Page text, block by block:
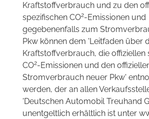
Kraftstoffverbrauch und zu den
spezifischen CO2-Emissionen und
gegebenenfalls zum
Pkw können dem 'Leitfaden über
Kraftstoffverbrauch, die offiziellen
CO2-Emissionen und den
Stromverbrauch neuer Pkw'
werden, der an allen
'Deutschen Automobil Treuhand
unentgeltlich erhältlich ist unter